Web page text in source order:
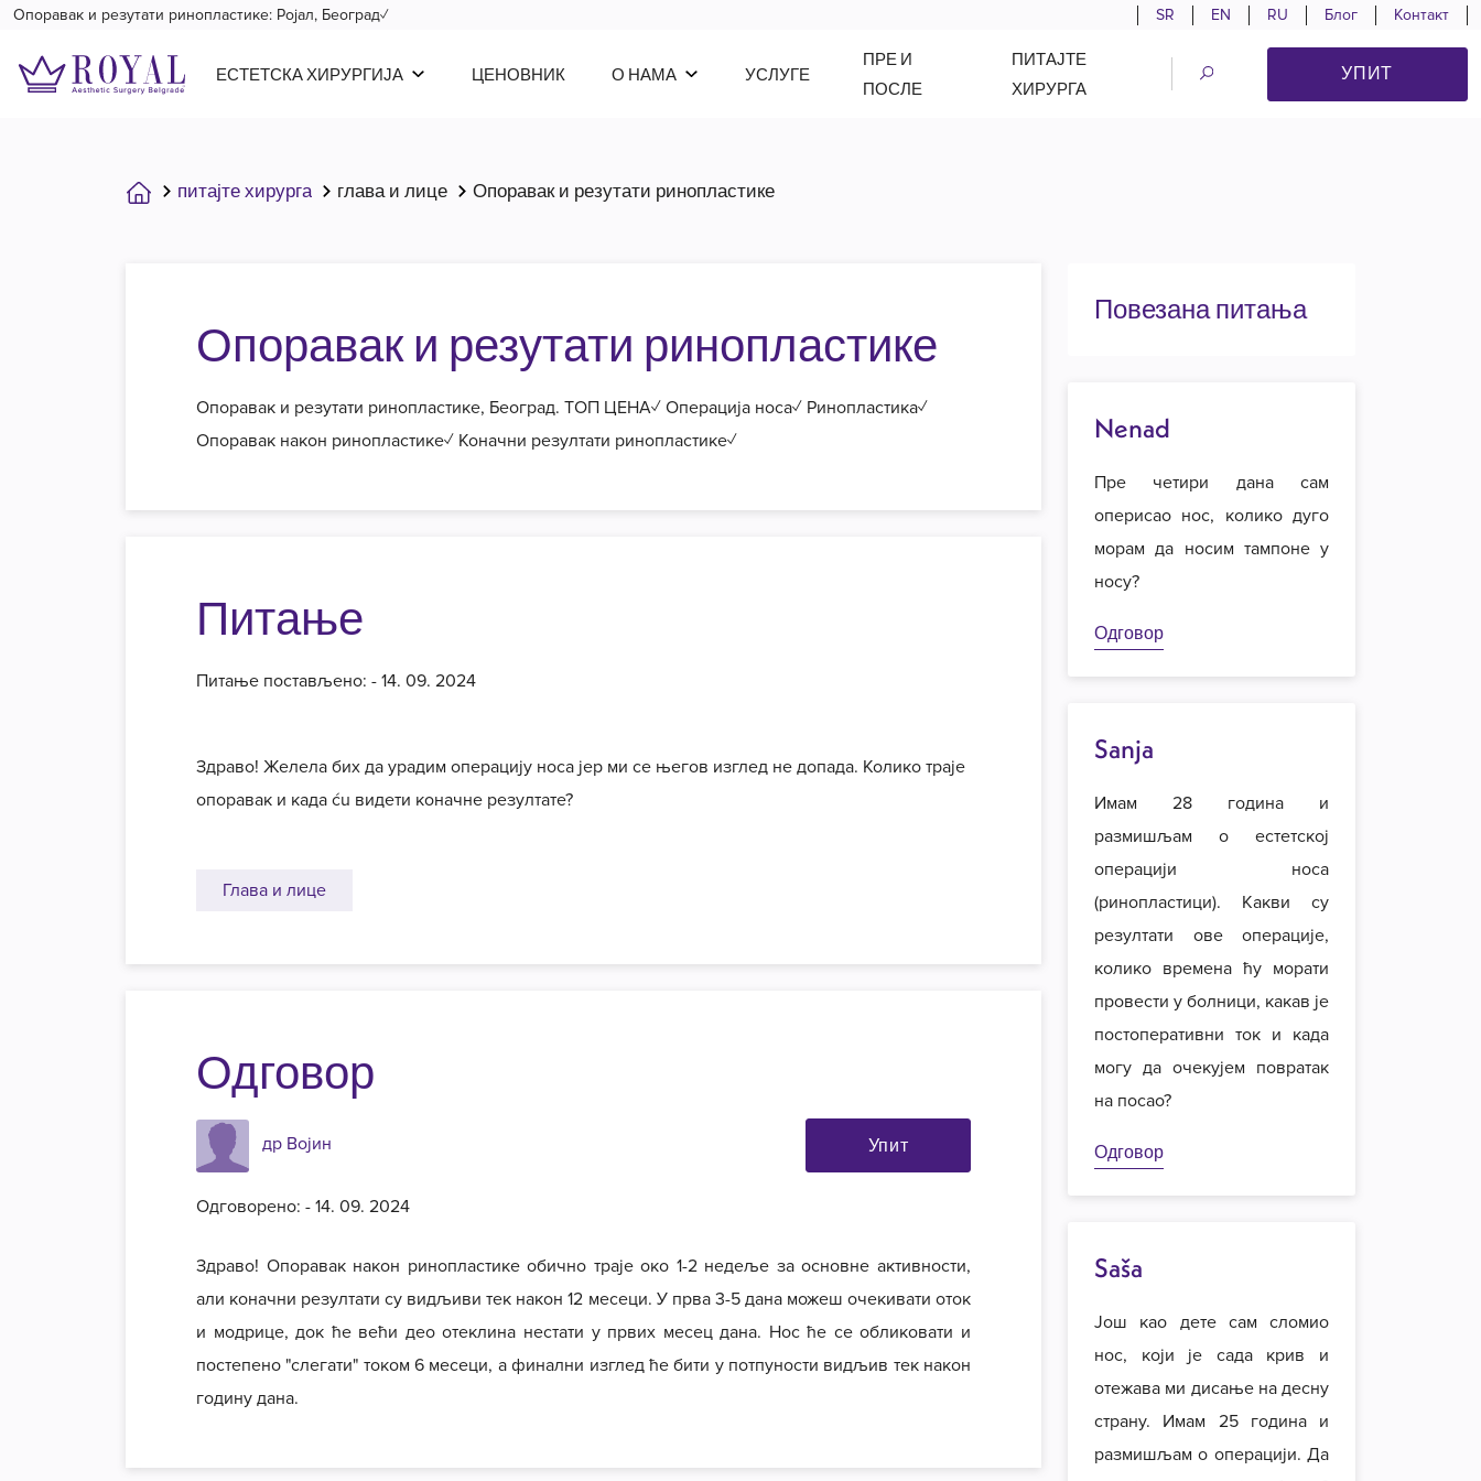
Опоравак и резутати ринопластике: Ројал, Београд✓ SR EN RU Блог Контакт
ЕСТЕТСКА ХИРУРГИЈА ЦЕНОВНИК О НАМА УСЛУГЕ
ПРЕ И
ПОСЛЕ
ПИТАЈТЕ
ХИРУРГА
УПИТ
питајте хирурга глава и лице Опоравак и резутати ринопластике
Опоравак и резутати ринопластике
Опоравак и резутати ринопластике, Београд. ТОП ЦЕНА✓ Операција носа✓ Ринопластика✓
Опоравак након ринопластике✓ Коначни резултати ринопластике✓
Питање
Питање постављено: - 14. 09. 2024
Здраво! Желела бих да урадим операцију носа јер ми се његов изглед не допада. Колико траје
опоравак и када ću видети коначне резултате?
Глава и лице
Одговор
др Војин Упит
Одговорено: - 14. 09. 2024
Здраво! Опоравак након ринопластике обично траје око 1-2 недеље за основне активности,
али коначни резултати су видљиви тек након 12 месеци. У прва 3-5 дана можеш очекивати оток
и модрице, док ће већи део отеклина нестати у првих месец дана. Нос ће се обликовати и
постепено "слегати" током 6 месеци, а финални изглед ће бити у потпуности видљив тек након
годину дана.
Повезана питања
Nenad
Пре четири дана сам
оперисао нос, колико дуго
морам да носим тампоне у
носу?
Одговор
Sanja
Имам 28 година и
размишљам о естетској
операцији носа
(ринопластици). Какви су
резултати ове операције,
колико времена ћу морати
провести у болници, какав је
постоперативни ток и када
могу да очекујем повратак
на посао?
Одговор
Saša
Још као дете сам сломио
нос, који је сада крив и
отежава ми дисање на десну
страну. Имам 25 година и
размишљам о операцији. Да